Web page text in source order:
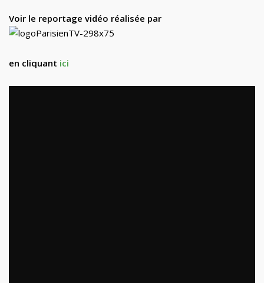
Voir le reportage vidéo réalisée par
en cliquant ici